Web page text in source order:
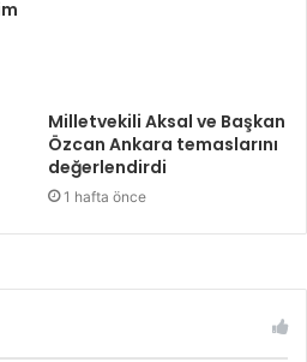
Milletvekili Aksal ve Başkan
Özcan Ankara temaslarını
değerlendirdi
1 hafta önce